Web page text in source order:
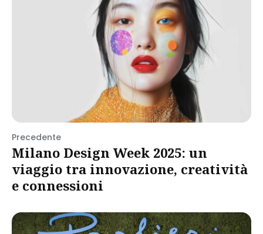
Precedente
Milano Design Week 2025: un
viaggio tra innovazione, creatività
e connessioni